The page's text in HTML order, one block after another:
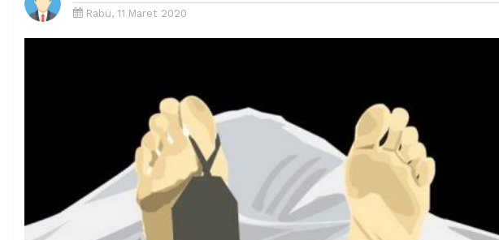
Rabu, 11 Maret 2020